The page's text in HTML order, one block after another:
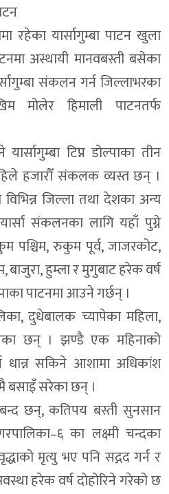
रहेका यार्सागुम्बा पाटन खुला
अस्थायी मानवबस्ती बसेका
संकलन गर्न जिल्लाभरका
मोलेर हिमाली पाटनतर्फ
टिप्न डोल्पाका तीन
हजारौँ संकलक व्यस्त छन् ।
जिल्ला तथा देशका अन्य
संकलनका लागि यहाँ पुग्ने
पश्चिम, रुकुम पूर्व, जाजरकोट,
हुम्ला र मुगुबाट हरेक वर्ष
पाटनमा आउने गर्छन् ।
दुधेबालक च्यापेका महिला,
छन् । झण्डै एक महिनाको
धान्न सकिने आशामा अधिकांश
बसाइँ सरेका छन् ।
छन्, कतिपय बस्ती सुनसान
का लक्ष्मी चन्दका
मृत्यु भए पनि सद्गद गर्न र
हरेक वर्ष दोहोरिने गरेको छ